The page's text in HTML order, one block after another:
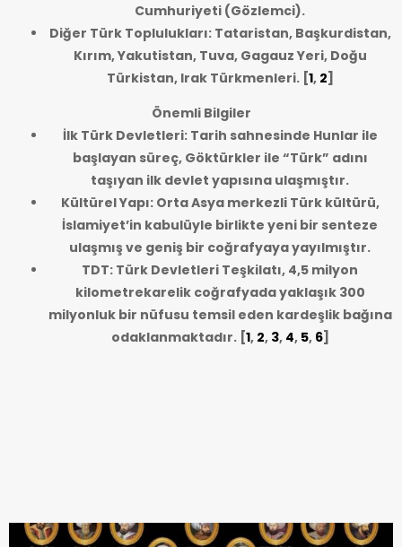
Cumhuriyeti (Gözlemci).
Diğer Türk Toplulukları: Tataristan, Başkurdistan,
Kırım, Yakutistan, Tuva, Gagauz Yeri, Doğu
Türkistan, Irak Türkmenleri.[1, 2]
Önemli Bilgiler
İlk Türk Devletleri: Tarih sahnesinde Hunlar ile
başlayan süreç, Göktürkler ile “Türk” adını
taşıyan ilk devlet yapısına ulaşmıştır.
Kültürel Yapı: Orta Asya merkezli Türk kültürü,
İslamiyet’in kabulüyle birlikte yeni bir senteze
ulaşmış ve geniş bir coğrafyaya yayılmıştır.
TDT: Türk Devletleri Teşkilatı, 4,5 milyon
kilometrekarelik coğrafyada yaklaşık 300
milyonluk bir nüfusu temsil eden kardeşlik bağına
odaklanmaktadır.[1, 2, 3, 4, 5, 6]